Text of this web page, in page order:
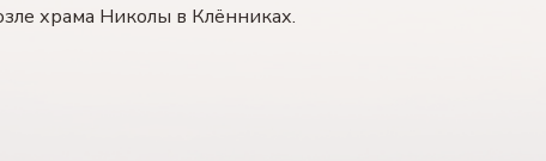
храма Николы в Клённиках.